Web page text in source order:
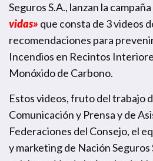
Seguros S.A., lanzan la campaña
vidas» que consta de 3 videos
recomendaciones para
Incendios en Recintos
Monóxido de Carbono.
Estos videos, fruto del trabajo
Comunicación y Prensa y de
Federaciones del Consejo, el
y marketing de Nación Seguros